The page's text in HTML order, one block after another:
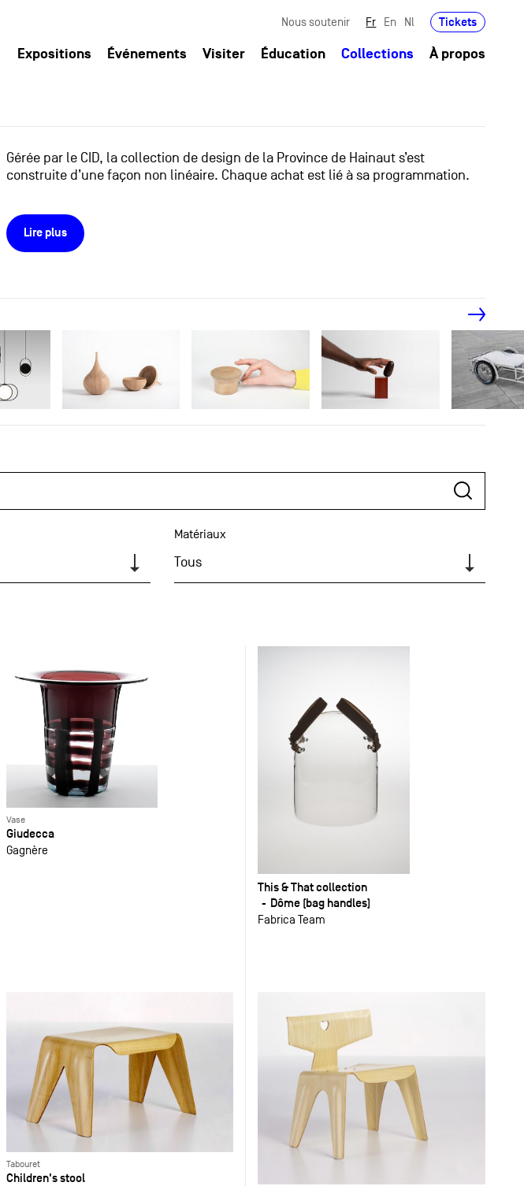
Nous soutenir Fr En Nl Tickets
Expositions Événements Visiter Éducation Collections À propos
Gérée par le CID, la collection de design de la Province de Hainaut s’est
construite d’une façon non linéaire. Chaque achat est lié à sa programmation.
Lire plus
Matériaux
Tous
Vase
Giudecca
Gagnère
This & That collection
Dôme (bag handles)
Fabrica Team
Tabouret
Children's stool